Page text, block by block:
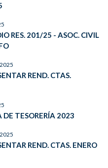
RES. 201/25 - ASOC. CIVIL
REND. CTAS.
DE TESORERÍA 2023
REND. CTAS. ENERO